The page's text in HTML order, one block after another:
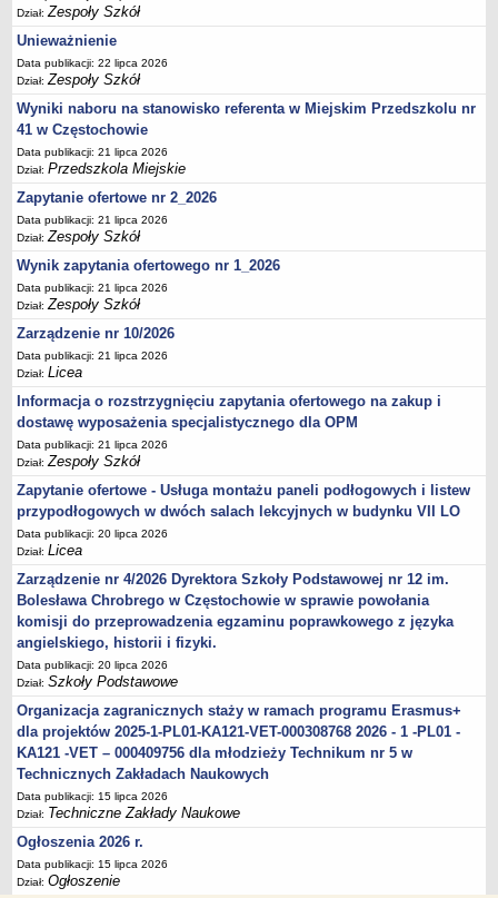
Dział:Zespoły Szkół
Unieważnienie
Data publikacji: 22 lipca 2026
Dział:Zespoły Szkół
Wyniki naboru na stanowisko referenta w Miejskim Przedszkolu nr
41 w Częstochowie
Data publikacji: 21 lipca 2026
Dział:Przedszkola Miejskie
Zapytanie ofertowe nr 2_2026
Data publikacji: 21 lipca 2026
Dział:Zespoły Szkół
Wynik zapytania ofertowego nr 1_2026
Data publikacji: 21 lipca 2026
Dział:Zespoły Szkół
Zarządzenie nr 10/2026
Data publikacji: 21 lipca 2026
Dział:Licea
Informacja o rozstrzygnięciu zapytania ofertowego na zakup i
dostawę wyposażenia specjalistycznego dla OPM
Data publikacji: 21 lipca 2026
Dział:Zespoły Szkół
Zapytanie ofertowe - Usługa montażu paneli podłogowych i listew
przypodłogowych w dwóch salach lekcyjnych w budynku VII LO
Data publikacji: 20 lipca 2026
Dział:Licea
Zarządzenie nr 4/2026 Dyrektora Szkoły Podstawowej nr 12 im.
Bolesława Chrobrego w Częstochowie w sprawie powołania
komisji do przeprowadzenia egzaminu poprawkowego z języka
angielskiego, historii i fizyki.
Data publikacji: 20 lipca 2026
Dział:Szkoły Podstawowe
Organizacja zagranicznych staży w ramach programu Erasmus+
dla projektów 2025-1-PL01-KA121-VET-000308768 2026 - 1 -PL01 -
KA121 -VET – 000409756 dla młodzieży Technikum nr 5 w
Technicznych Zakładach Naukowych
Data publikacji: 15 lipca 2026
Dział: Techniczne Zakłady Naukowe
Ogłoszenia 2026 r.
Data publikacji: 15 lipca 2026
Dział:Ogłoszenie